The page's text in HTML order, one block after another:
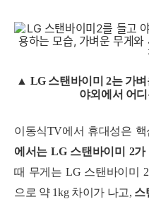
▲ LG 스탠바이미 2는 가
야외에서 어
이동식TV에서 휴대성은
에서는 LG 스탠바이미 2가
때 무게는 LG 스탠바이미
으로 약 1kg 차이가 나고, 스